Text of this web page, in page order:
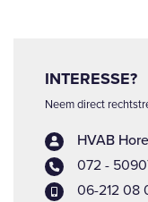
INTERESSE?
Neem direct
HVAB
072 -
06-212 08